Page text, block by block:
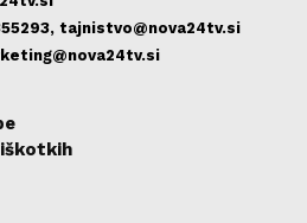
tajnistvo@nova24tv.si